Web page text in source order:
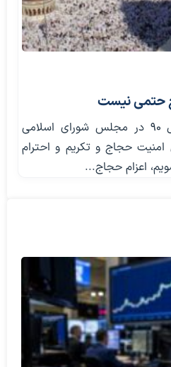
حتمی نیست
نایب رئیس کمیسیون اصل 90 در مجلس شورای اسلامی
امنیت حجاج و تکریم و احترام
اعزام حجاج...